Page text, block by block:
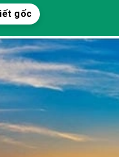
https://yeukhoahoc.edu.vn/bai-bien-phan-thiet-dep